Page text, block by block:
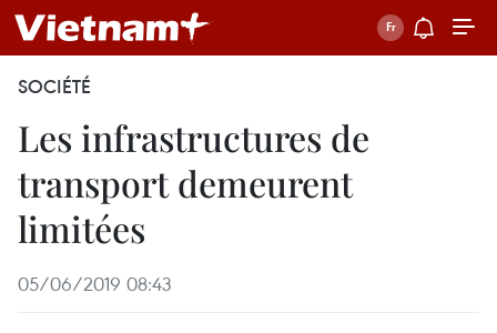
SOCIÉTÉ
Les infrastructures de
transport demeurent
limitées
05/06/2019 08:43